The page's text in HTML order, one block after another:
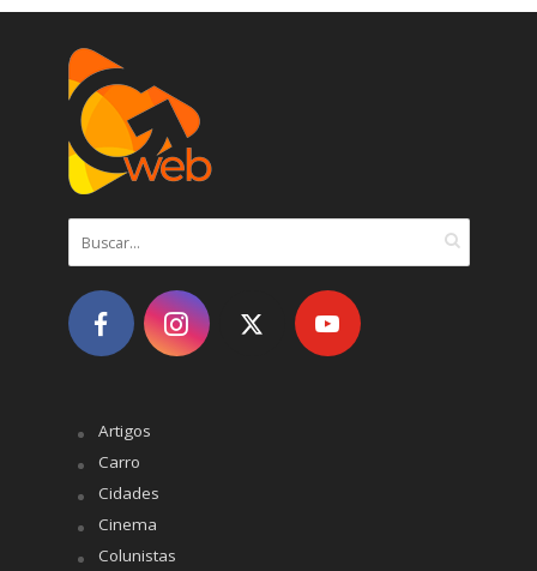
Artigos
Carro
Cidades
Cinema
Colunistas